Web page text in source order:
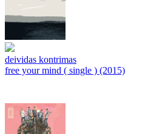
deividas kontrimas
free your mind ( single ) (2015)